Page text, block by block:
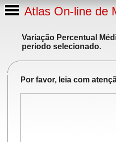
Atlas On-line de
Variação Percentual
período selecionado.
Por favor, leia com